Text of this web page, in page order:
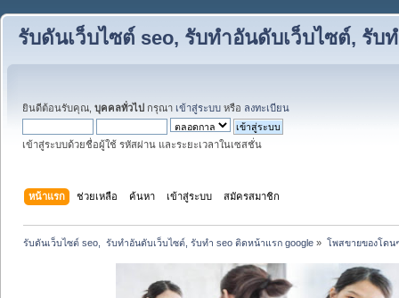
รับดันเว็บไซต์ seo, รับทำอันดับเว็บไซต์, รับ
ยินดีต้อนรับคุณ, บุคคลทั่วไป กรุณา เข้าสู่ระบบ หรือ ลงทะเบียน
เข้าสู่ระบบด้วยชื่อผู้ใช้ รหัสผ่าน และระยะเวลาในเซสชั่น
หน้าแรก ช่วยเหลือ ค้นหา เข้าสู่ระบบ สมัครสมาชิก
รับดันเว็บไซต์ seo,  รับทำอันดับเว็บไซต์, รับทำ seo ติดหน้าแรก google » โพสขายของโดน